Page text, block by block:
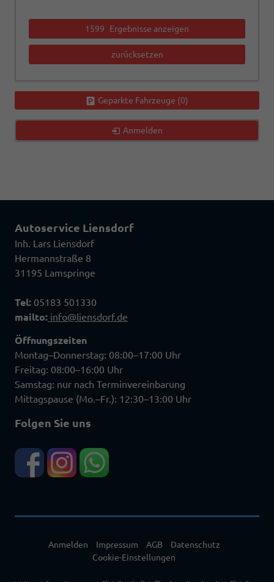
1599 Ergebnisse anzeigen
zurücksetzen
Geparkte Fahrzeuge (0)
Anmelden
Autoservice Liensdorf
Inh. Lars Liensdorf
Hermannstraße 8
31195 Lamspringe
Tel: 05183 501330
mailto: info@liensdorf.de
Öffnungszeiten
Montag–Donnerstag: 08:00–17:00 Uhr
Freitag: 08:00–16:00 Uhr
Samstag: nur nach Terminvereinbarung
Mittagspause (Mo.–Fr.): 12:30–13:00 Uhr
Folgen Sie uns
Anmelden Impressum AGB
Datenschutz
Cookie-Einstellungen